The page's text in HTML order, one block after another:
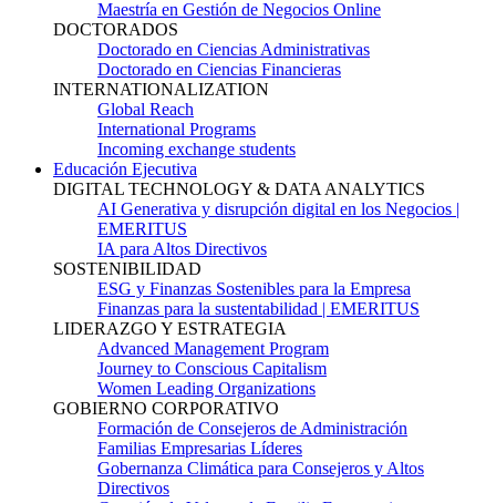
Maestría en Gestión de Negocios Online
DOCTORADOS
Doctorado en Ciencias Administrativas
Doctorado en Ciencias Financieras
INTERNATIONALIZATION
Global Reach
International Programs
Incoming exchange students
Educación Ejecutiva
DIGITAL TECHNOLOGY & DATA ANALYTICS
AI Generativa y disrupción digital en los Negocios |
EMERITUS
IA para Altos Directivos
SOSTENIBILIDAD
ESG y Finanzas Sostenibles para la Empresa
Finanzas para la sustentabilidad | EMERITUS
LIDERAZGO Y ESTRATEGIA
Advanced Management Program
Journey to Conscious Capitalism
Women Leading Organizations
GOBIERNO CORPORATIVO
Formación de Consejeros de Administración
Familias Empresarias Líderes
Gobernanza Climática para Consejeros y Altos
Directivos